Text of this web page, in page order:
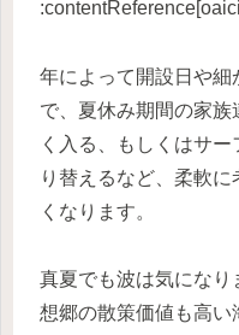
年によって開設日や
で、夏休み期間の家
く入る、もしくはサ
り替えるなど、柔軟
くなります。
真夏でも波は気になり
想郷の散策価値も高い